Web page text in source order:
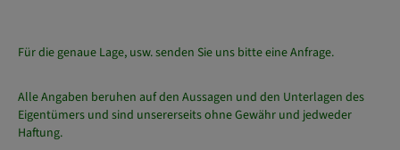
Für die genaue Lage, usw. senden Sie uns bitte eine Anfrage.
Alle Angaben beruhen auf den Aussagen und den Unterlagen des
Eigentümers und sind unsererseits ohne Gewähr und jedweder
Haftung.